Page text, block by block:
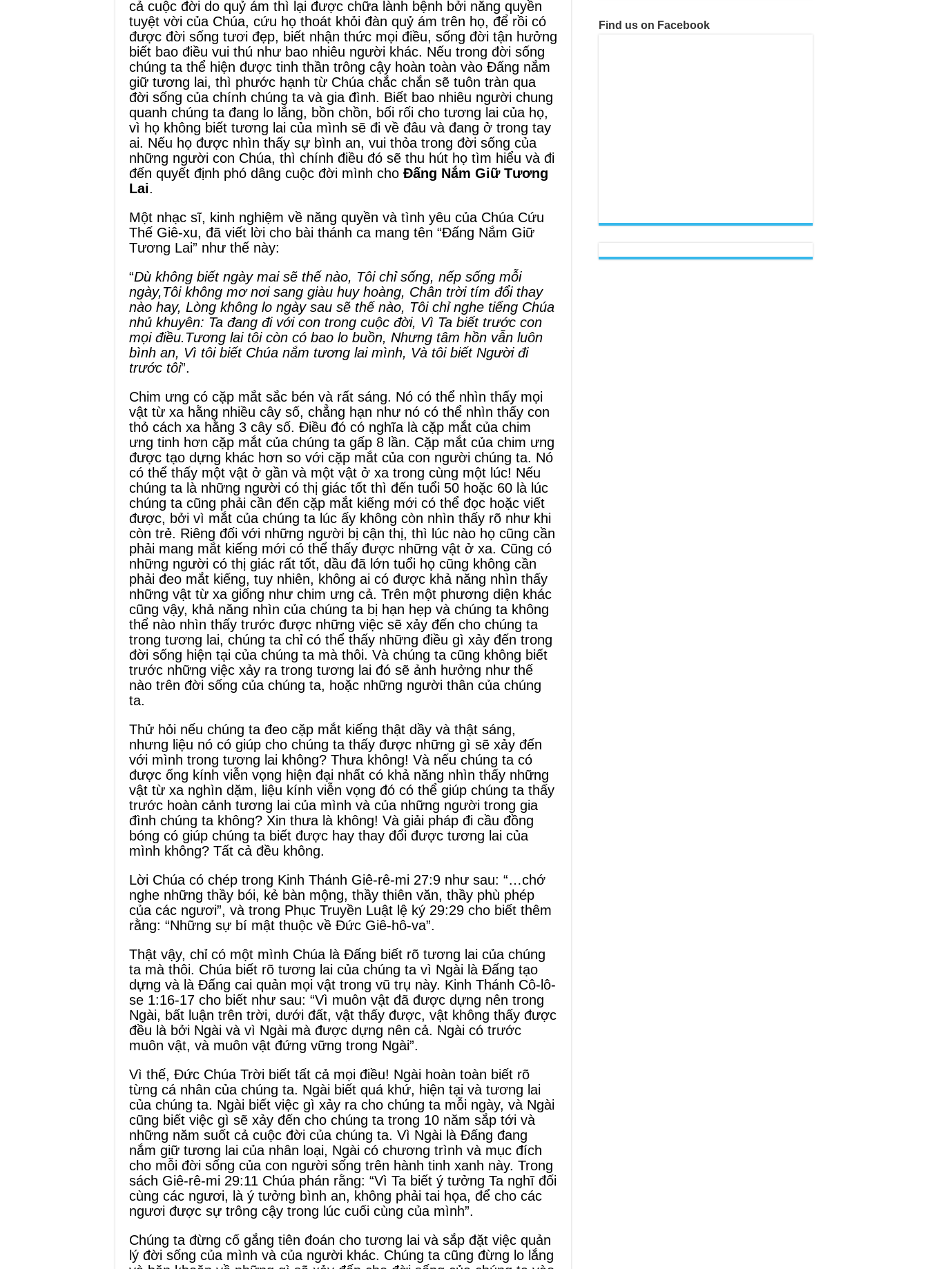
cả cuộc đời do quỷ ám thì lại được chữa lành bệnh bởi năng quyền
tuyệt vời của Chúa, cứu họ thoát khỏi đàn quỷ ám trên họ, để rồi có
được đời sống tươi đẹp, biết nhận thức mọi điều, sống đời tận hưởng
biết bao điều vui thú như bao nhiêu người khác. Nếu trong đời sống
chúng ta thể hiện được tinh thần trông cậy hoàn toàn vào Đấng nắm
giữ tương lai, thì phước hạnh từ Chúa chắc chắn sẽ tuôn tràn qua
đời sống của chính chúng ta và gia đình. Biết bao nhiêu người chung
quanh chúng ta đang lo lắng, bồn chồn, bối rối cho tương lai của họ,
vì họ không biết tương lai của mình sẽ đi về đâu và đang ở trong tay
ai. Nếu họ được nhìn thấy sự bình an, vui thỏa trong đời sống của
những người con Chúa, thì chính điều đó sẽ thu hút họ tìm hiểu và đi
đến quyết định phó dâng cuộc đời mình cho Đấng Nắm Giữ Tương
Lai.
Một nhạc sĩ, kinh nghiệm về năng quyền và tình yêu của Chúa Cứu
Thế Giê-xu, đã viết lời cho bài thánh ca mang tên “Đấng Nắm Giữ
Tương Lai” như thế này:
“Dù không biết ngày mai sẽ thế nào, Tôi chỉ sống, nếp sống mỗi
ngày,Tôi không mơ nơi sang giàu huy hoàng, Chân trời tím đổi thay
nào hay, Lòng không lo ngày sau sẽ thế nào, Tôi chỉ nghe tiếng Chúa
nhủ khuyên: Ta đang đi với con trong cuộc đời, Vì Ta biết trước con
mọi điều.Tương lai tôi còn có bao lo buồn, Nhưng tâm hồn vẫn luôn
bình an, Vì tôi biết Chúa nắm tương lai mình, Và tôi biết Người đi
trước tôi”.
Chim ưng có cặp mắt sắc bén và rất sáng. Nó có thể nhìn thấy mọi
vật từ xa hằng nhiều cây số, chẳng hạn như nó có thể nhìn thấy con
thỏ cách xa hằng 3 cây số. Điều đó có nghĩa là cặp mắt của chim
ưng tinh hơn cặp mắt của chúng ta gấp 8 lần. Cặp mắt của chim ưng
được tạo dựng khác hơn so với cặp mắt của con người chúng ta. Nó
có thể thấy một vật ở gần và một vật ở xa trong cùng một lúc! Nếu
chúng ta là những người có thị giác tốt thì đến tuổi 50 hoặc 60 là lúc
chúng ta cũng phải cần đến cặp mắt kiếng mới có thể đọc hoặc viết
được, bởi vì mắt của chúng ta lúc ấy không còn nhìn thấy rõ như khi
còn trẻ. Riêng đối với những người bị cận thị, thì lúc nào họ cũng cần
phải mang mắt kiếng mới có thể thấy được những vật ở xa. Cũng có
những người có thị giác rất tốt, dầu đã lớn tuổi họ cũng không cần
phải đeo mắt kiếng, tuy nhiên, không ai có được khả năng nhìn thấy
những vật từ xa giống như chim ưng cả. Trên một phương diện khác
cũng vậy, khả năng nhìn của chúng ta bị hạn hẹp và chúng ta không
thể nào nhìn thấy trước được những việc sẽ xảy đến cho chúng ta
trong tương lai, chúng ta chỉ có thể thấy những điều gì xảy đến trong
đời sống hiện tại của chúng ta mà thôi. Và chúng ta cũng không biết
trước những việc xảy ra trong tương lai đó sẽ ảnh hưởng như thế
nào trên đời sống của chúng ta, hoặc những người thân của chúng
ta.
Thử hỏi nếu chúng ta đeo cặp mắt kiếng thật dầy và thật sáng,
nhưng liệu nó có giúp cho chúng ta thấy được những gì sẽ xảy đến
với mình trong tương lai không? Thưa không! Và nếu chúng ta có
được ống kính viễn vọng hiện đại nhất có khả năng nhìn thấy những
vật từ xa nghìn dặm, liệu kính viễn vọng đó có thể giúp chúng ta thấy
trước hoàn cảnh tương lai của mình và của những người trong gia
đình chúng ta không? Xin thưa là không! Và giải pháp đi cầu đồng
bóng có giúp chúng ta biết được hay thay đổi được tương lai của
mình không? Tất cả đều không.
Lời Chúa có chép trong Kinh Thánh Giê-rê-mi 27:9 như sau: “…chớ
nghe những thầy bói, kẻ bàn mộng, thầy thiên văn, thầy phù phép
của các ngươi”, và trong Phục Truyền Luật lệ ký 29:29 cho biết thêm
rằng: “Những sự bí mật thuộc về Đức Giê-hô-va”.
Thật vậy, chỉ có một mình Chúa là Đấng biết rõ tương lai của chúng
ta mà thôi. Chúa biết rõ tương lai của chúng ta vì Ngài là Đấng tạo
dựng và là Đấng cai quản mọi vật trong vũ trụ này. Kinh Thánh Cô-lô-
se 1:16-17 cho biết như sau: “Vì muôn vật đã được dựng nên trong
Ngài, bất luận trên trời, dưới đất, vật thấy được, vật không thấy được
đều là bởi Ngài và vì Ngài mà được dựng nên cả. Ngài có trước
muôn vật, và muôn vật đứng vững trong Ngài”.
Vì thế, Đức Chúa Trời biết tất cả mọi điều! Ngài hoàn toàn biết rõ
từng cá nhân của chúng ta. Ngài biết quá khứ, hiện tại và tương lai
của chúng ta. Ngài biết việc gì xảy ra cho chúng ta mỗi ngày, và Ngài
cũng biết việc gì sẽ xảy đến cho chúng ta trong 10 năm sắp tới và
những năm suốt cả cuộc đời của chúng ta. Vì Ngài là Đấng đang
nắm giữ tương lai của nhân loại, Ngài có chương trình và mục đích
cho mỗi đời sống của con người sống trên hành tinh xanh này. Trong
sách Giê-rê-mi 29:11 Chúa phán rằng: “Vì Ta biết ý tưởng Ta nghĩ đối
cùng các ngươi, là ý tưởng bình an, không phải tai họa, để cho các
ngươi được sự trông cậy trong lúc cuối cùng của mình”.
Chúng ta đừng cố gắng tiên đoán cho tương lai và sắp đặt việc quản
lý đời sống của mình và của người khác. Chúng ta cũng đừng lo lắng
Find us on Facebook